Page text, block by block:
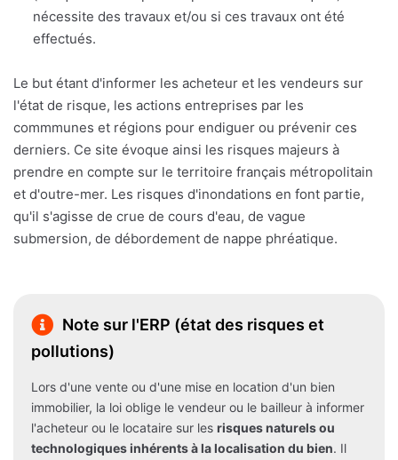
nécessite des travaux et/ou si ces travaux ont été
effectués.
Le but étant d'informer les acheteur et les vendeurs sur
l'état de risque, les actions entreprises par les
commmunes et régions pour endiguer ou prévenir ces
derniers. Ce site évoque ainsi les risques majeurs à
prendre en compte sur le territoire français métropolitain
et d'outre-mer. Les risques d'inondations en font partie,
qu'il s'agisse de crue de cours d'eau, de vague
submersion, de débordement de nappe phréatique.
Note sur l'ERP (état des risques et
pollutions)
Lors d'une vente ou d'une mise en location d'un bien
immobilier, la loi oblige le vendeur ou le bailleur à informer
l'acheteur ou le locataire sur les risques naturels ou
technologiques inhérents à la localisation du bien. Il